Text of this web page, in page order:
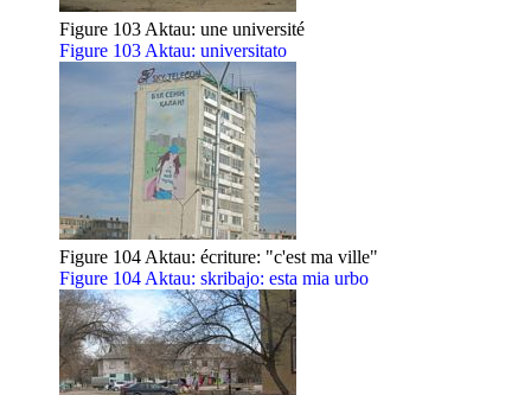
Figure 103 Aktau: une université
Figure 103 Aktau: universitato
Figure 104 Aktau: écriture: "c'est ma ville"
Figure 104 Aktau: skribajo: esta mia urbo